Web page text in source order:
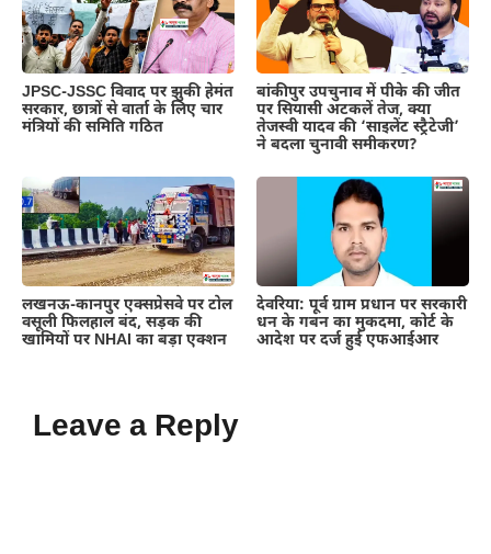
JPSC-JSSC विवाद पर झुकी हेमंत
सरकार, छात्रों से वार्ता के लिए चार
मंत्रियों की समिति गठित
बांकीपुर उपचुनाव में पीके की जीत
पर सियासी अटकलें तेज, क्या
तेजस्वी यादव की ‘साइलेंट स्ट्रैटेजी’
ने बदला चुनावी समीकरण?
लखनऊ-कानपुर एक्सप्रेसवे पर टोल
वसूली फिलहाल बंद, सड़क की
खामियों पर NHAI का बड़ा एक्शन
देवरिया: पूर्व ग्राम प्रधान पर सरकारी
धन के गबन का मुकदमा, कोर्ट के
आदेश पर दर्ज हुई एफआईआर
Leave a Reply